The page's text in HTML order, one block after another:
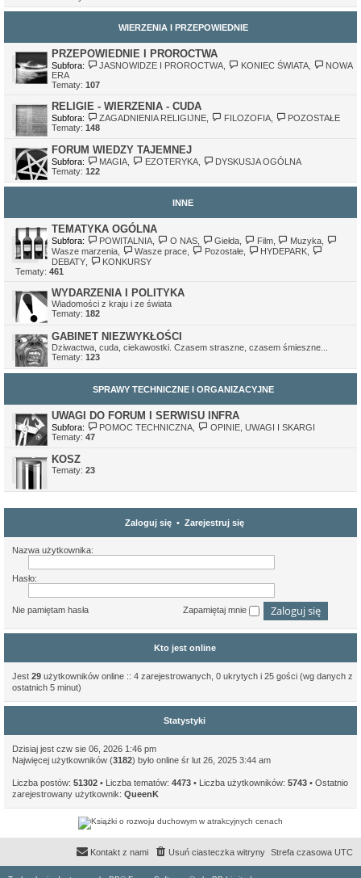
WIERZENIA I PRZEPOWIEDNIE
PRZEPOWIEDNIE I PROROCTWA
Subfora: JASNOWIDZE I PROROCTWA KONIEC ŚWIATA,
NOWA
ERA
Tematy: 107
RELIGIE - WIERZENIA - CUDA
Subfora: ZAGADNIENIA RELIGIJNE FILOZOFIA,
POZOSTAŁE
Tematy: 148
FORUM WIEDZY TAJEMNEJ
Subfora: MAGIA EZOTERYKA,
DYSKUSJA OGÓLNA
Tematy: 122
INNE
TEMATYKA OGÓLNA
Subfora: POWITALNIA O NAS, Giełda Film, Muzyka
Wasze marzenia
Wasze prace Pozostałe, HYDEPARK
DEBATY
KONKURSY
Tematy: 461
WYDARZENIA I POLITYKA
Wiadomości z kraju i ze świata
Tematy: 182
GABINET NIEZWYKŁOŚCI
Dziwactwa, cuda, ciekawostki. Czasem straszne, czasem śmieszne...
Tematy: 123
SPRAWY TECHNICZNE I ORGANIZACYJNE
UWAGI DO FORUM I SERWISU INFRA
Subfora: POMOC TECHNICZNA
OPINIE, UWAGI I SKARGI
Tematy: 47
KOSZ
Tematy: 23
Zaloguj się • Zarejestruj się
Nazwa użytkownika:
Hasło:
Nie pamiętam hasła Zapamiętaj mnie
Kto jest online
Jest 29 użytkowników online :: 4 zarejestrowanych, 0 ukrytych i 25 gości (wg danych z
ostatnich 5 minut)
Statystyki
Dzisiaj jest czw sie 06, 2026 1:46 pm
Najwięcej użytkowników (3182) było online śr lut 26, 2025 3:44 am
Liczba postów: 51302 • Liczba tematów: 4473 • Liczba użytkowników: 5743 • Ostatnio
zarejestrowany użytkownik: QueenK
Strefa czasowa UTC
Usuń ciasteczka witryny
Kontakt z nami